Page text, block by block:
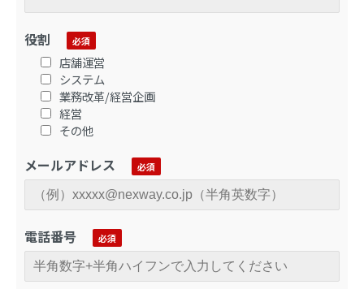
役割
店舗運営
システム
業務改革/経営企画
経営
その他
メールアドレス
電話番号